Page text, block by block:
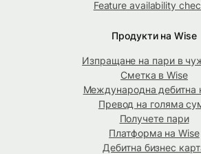
Feature availability
Продукти на Wise
Изпращане на пари в
Сметка в Wise
Международна дебитна
Превод на голяма
Получете пари
Платформа на Wise
Дебитна бизнес